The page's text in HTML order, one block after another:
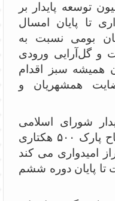
توسعه پایدار بر
تا پایان امسال
بومی نسبت به
گل‌آرایی ورودی
همیشه سبز اقدام
همشهریان و
شورای اسلامی
شهر رشت با اشاره به افتتاح پارک ۵۰۰ هکتاری
امیدواری می کند
پایان دوره ششم